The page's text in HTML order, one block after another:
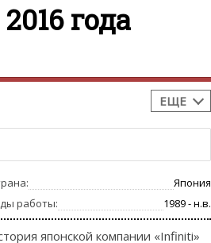
года
ЕЩЕ
Япония
работы:
1989 - н.в.
японской компании «Infiniti»